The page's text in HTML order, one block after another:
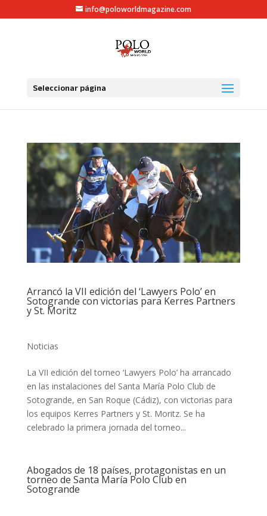
info@poloworldmagazine.com
Seleccionar página
Arrancó la VII edición del ‘Lawyers Polo’ en
Sotogrande con victorias para Kerres Partners
y St. Moritz
Noticias
La VII edición del torneo ‘Lawyers Polo’ ha arrancado
en las instalaciones del Santa María Polo Club de
Sotogrande, en San Roque (Cádiz), con victorias para
los equipos Kerres Partners y St. Moritz. Se ha
celebrado la primera jornada del torneo...
Abogados de 18 países, protagonistas en un
torneo de Santa María Polo Club en
Sotogrande